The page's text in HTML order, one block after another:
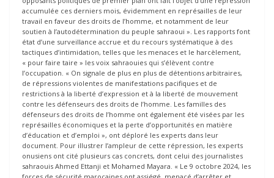
accumulée ces derniers mois, évidemment en représailles de leur
travail en faveur des droits de l’homme, et notamment de leur
soutien à l’autodétermination du peuple sahraoui ». Les rapports font
état d’une surveillance accrue et du recours systématique à des
tactiques d’intimidation, telles que les menaces et le harcèlement,
« pour faire taire » les voix sahraouies qui s’élèvent contre
l’occupation. « On signale de plus en plus de détentions arbitraires,
de répressions violentes de manifestations pacifiques et de
restrictions à la liberté d’expression et à la liberté de mouvement
contre les défenseurs des droits de l’homme. Les familles des
défenseurs des droits de l’homme ont également été visées par les
représailles économiques et la perte d’opportunités en matière
d’éducation et d’emploi », ont déploré les experts dans leur
document. Pour illustrer l’ampleur de cette répression, les experts
onusiens ont cité plusieurs cas concrets, dont celui des journalistes
sahraouis Ahmed Ettanji et Mohamed Mayara. « Le 9 octobre 2024, les